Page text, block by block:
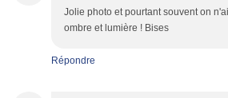
Jolie photo et pourtant souvent on
ombre et lumière ! Bises
Répondre